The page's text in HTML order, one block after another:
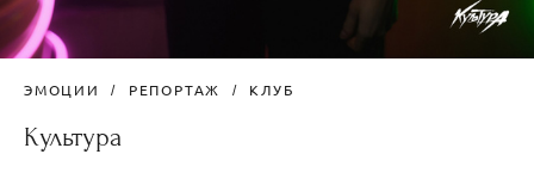
ЭМОЦИИ РЕПОРТАЖ КЛУБ
Культура